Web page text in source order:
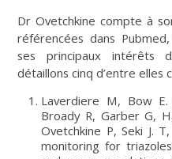
Dr Ovetchkine compte à
référencées dans
ses principaux intérêts
détaillons cinq d’entre elles
Laverdiere M, Bow E.
Broady R, Garber G,
Ovetchkine P, Seki J.
monitoring for